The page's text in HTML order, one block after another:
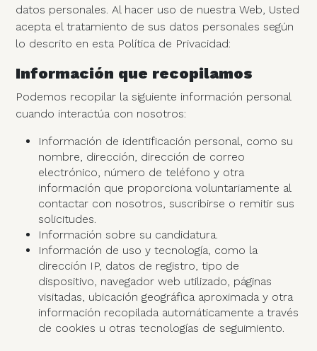
datos personales. Al hacer uso de nuestra Web, Usted
acepta el tratamiento de sus datos personales según
lo descrito en esta Política de Privacidad:
Información que recopilamos
Podemos recopilar la siguiente información personal
cuando interactúa con nosotros:
Información de identificación personal, como su
nombre, dirección, dirección de correo
electrónico, número de teléfono y otra
información que proporciona voluntariamente al
contactar con nosotros, suscribirse o remitir sus
solicitudes.
Información sobre su candidatura.
Información de uso y tecnología, como la
dirección IP, datos de registro, tipo de
dispositivo, navegador web utilizado, páginas
visitadas, ubicación geográfica aproximada y otra
información recopilada automáticamente a través
de cookies u otras tecnologías de seguimiento.